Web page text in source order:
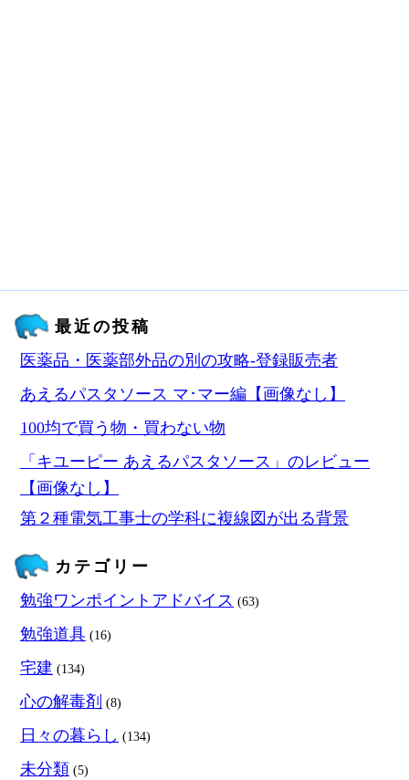
最近の投稿
医薬品・医薬部外品の別の攻略‐登録販売者
あえるパスタソース マ･マー編【画像なし】
100均で買う物・買わない物
「キユーピー あえるパスタソース」のレビュー
【画像なし】
第２種電気工事士の学科に複線図が出る背景
カテゴリー
勉強ワンポイントアドバイス (63)
勉強道具 (16)
宅建 (134)
心の解毒剤 (8)
日々の暮らし (134)
未分類 (5)